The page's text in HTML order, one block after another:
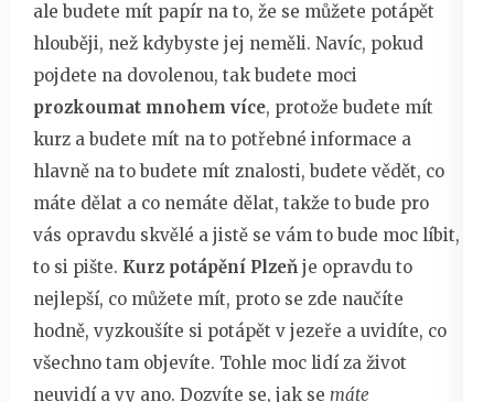
ale budete mít papír na to, že se můžete potápět
hlouběji, než kdybyste jej neměli. Navíc, pokud
pojdete na dovolenou, tak budete moci
prozkoumat mnohem více, protože budete mít
kurz a budete mít na to potřebné informace a
hlavně na to budete mít znalosti, budete vědět, co
máte dělat a co nemáte dělat, takže to bude pro
vás opravdu skvělé a jistě se vám to bude moc líbit,
to si pište. Kurz potápění Plzeň je opravdu to
nejlepší, co můžete mít, proto se zde naučíte
hodně, vyzkoušíte si potápět v jezeře a uvidíte, co
všechno tam objevíte. Tohle moc lidí za život
neuvidí a vy ano. Dozvíte se, jak se máte